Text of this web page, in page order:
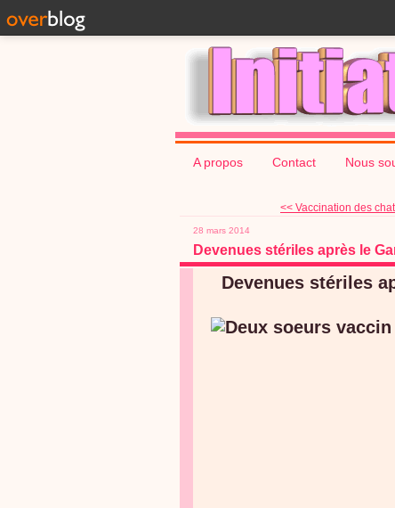
A propos Contact Nous
<< Vaccination des
28 mars 2014
Devenues stériles après le
Devenues stériles